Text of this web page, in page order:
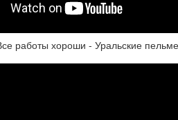
работы хороши - Уральские